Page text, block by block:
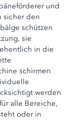
und
sicher den
schützen
sie
in die
schirmen
werden
alle Bereiche,
oder in